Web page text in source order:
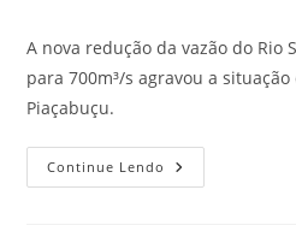
A nova redução da vazão do Rio
para 700m³/s agravou a
Piaçabuçu.
Continue Lendo